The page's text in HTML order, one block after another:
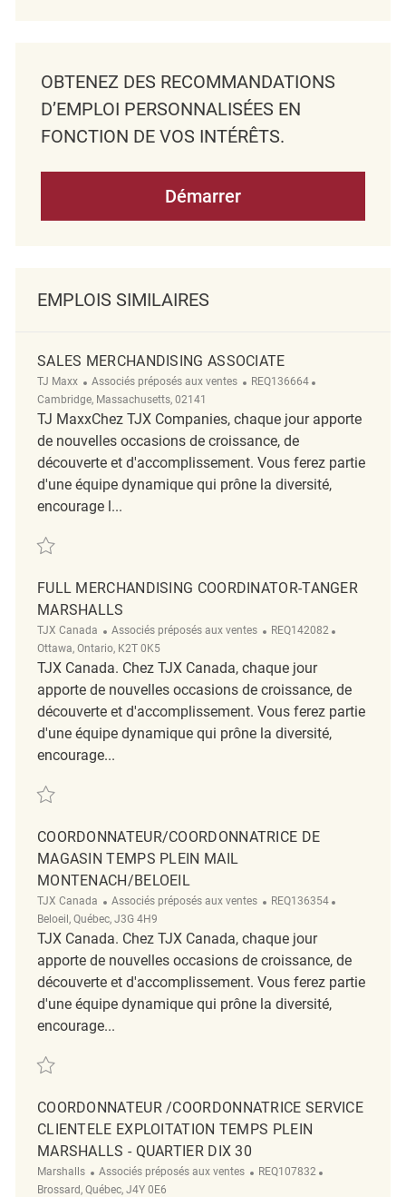
OBTENEZ DES RECOMMANDATIONS
D’EMPLOI PERSONNALISÉES EN
FONCTION DE VOS INTÉRÊTS.
Démarrer
EMPLOIS SIMILAIRES
SALES MERCHANDISING ASSOCIATE
TJ Maxx Catégorie
Associés préposés aux ventes ReqId
REQ136664
Cambridge, Massachusetts, 02141
TJ MaxxChez TJX Companies, chaque jour apporte
de nouvelles occasions de croissance, de
découverte et d'accomplissement. Vous ferez partie
d'une équipe dynamique qui prône la diversité,
encourage l...
Sauvegarder Sales Merchandising Associate REQ136664
FULL MERCHANDISING COORDINATOR-TANGER
MARSHALLS
TJX Canada Catégorie
Associés préposés aux ventes ReqId
REQ142082
Ottawa, Ontario, K2T 0K5
TJX Canada. Chez TJX Canada, chaque jour
apporte de nouvelles occasions de croissance, de
découverte et d'accomplissement. Vous ferez partie
d'une équipe dynamique qui prône la diversité,
encourage...
Sauvegarder full merchandising coordinator-Tanger Marshalls
COORDONNATEUR/COORDONNATRICE DE
MAGASIN TEMPS PLEIN MAIL
MONTENACH/BELOEIL
TJX Canada Catégorie
Associés préposés aux ventes ReqId
REQ136354
Beloeil, Québec, J3G 4H9
TJX Canada. Chez TJX Canada, chaque jour
apporte de nouvelles occasions de croissance, de
découverte et d'accomplissement. Vous ferez partie
d'une équipe dynamique qui prône la diversité,
encourage...
Sauvegarder Coordonnateur/Coordonnatrice de magasin Temps plein
COORDONNATEUR /COORDONNATRICE SERVICE
CLIENTELE EXPLOITATION TEMPS PLEIN
MARSHALLS - QUARTIER DIX 30
Marshalls Catégorie
Associés préposés aux ventes ReqId
REQ107832
Brossard, Québec, J4Y 0E6